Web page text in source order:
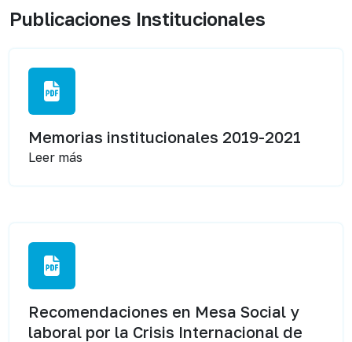
Publicaciones Institucionales
Memorias institucionales 2019-2021
Leer más
Recomendaciones en Mesa Social y
laboral por la Crisis Internacional de